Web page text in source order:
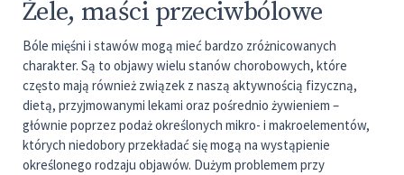
Żele, maści przeciwbólowe
Bóle mięśni i stawów mogą mieć bardzo zróżnicowanych
charakter. Są to objawy wielu stanów chorobowych, które
często mają również związek z naszą aktywnością fizyczną,
dietą, przyjmowanymi lekami oraz pośrednio żywieniem –
głównie poprzez podaż określonych mikro- i makroelementów,
których niedobory przekładać się mogą na wystąpienie
określonego rodzaju objawów. Dużym problemem przy